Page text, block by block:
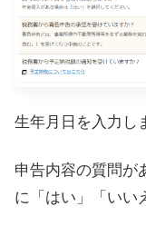
生年月日を入力し
申告内容の質問が
に「はい」「いい